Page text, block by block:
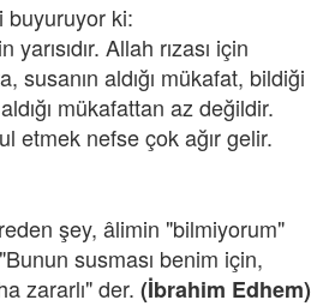
buyuruyor ki:
Allah rızası için
susanın aldığı mükafat, bildiği
mükafattan az değildir.
etmek nefse çok ağır gelir.
şey, âlimin "bilmiyorum"
susması benim için,
zararlı" der. (İbrahim Edhem)